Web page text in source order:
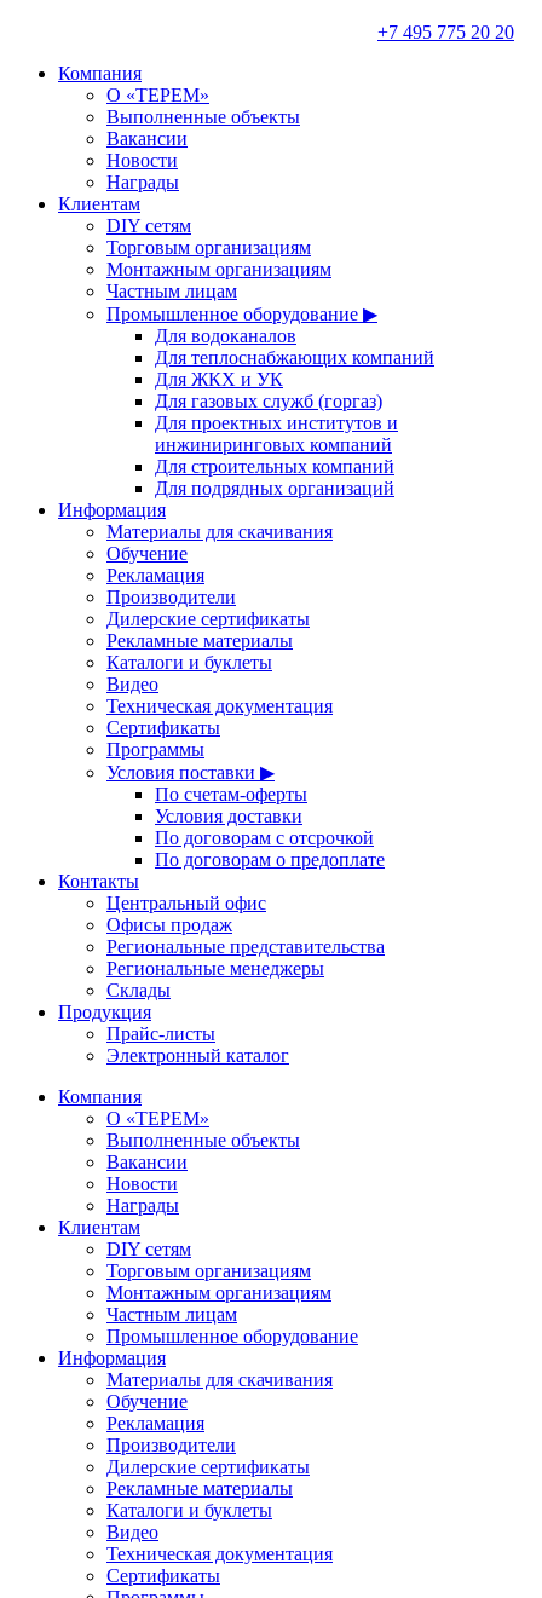
+7 495 775 20 20
Компания
О «ТЕРЕМ»
Выполненные объекты
Вакансии
Новости
Награды
Клиентам
DIY сетям
Торговым организациям
Монтажным организациям
Частным лицам
Промышленное оборудование ▶
Для водоканалов
Для теплоснабжающих компаний
Для ЖКХ и УК
Для газовых служб (горгаз)
Для проектных институтов и
инжиниринговых компаний
Для строительных компаний
Для подрядных организаций
Информация
Материалы для скачивания
Обучение
Рекламация
Производители
Дилерские сертификаты
Рекламные материалы
Каталоги и буклеты
Видео
Техническая документация
Сертификаты
Программы
Условия поставки ▶
По счетам-оферты
Условия доставки
По договорам с отсрочкой
По договорам о предоплате
Контакты
Центральный офис
Офисы продаж
Региональные представительства
Региональные менеджеры
Склады
Продукция
Прайс-листы
Электронный каталог
Компания
О «ТЕРЕМ»
Выполненные объекты
Вакансии
Новости
Награды
Клиентам
DIY сетям
Торговым организациям
Монтажным организациям
Частным лицам
Промышленное оборудование
Информация
Материалы для скачивания
Обучение
Рекламация
Производители
Дилерские сертификаты
Рекламные материалы
Каталоги и буклеты
Видео
Техническая документация
Сертификаты